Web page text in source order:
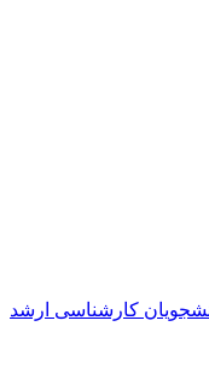
کارشناسی ارشد